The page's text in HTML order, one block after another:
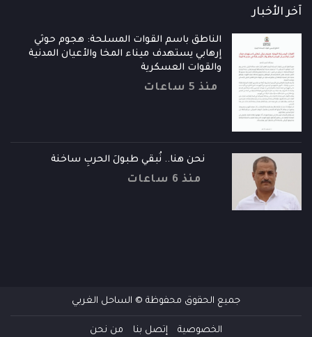
آخر الأخبار
الناطق باسم القوات المسلحة: هجوم حوثي
إرهابي يستهدف ميناء المخا والأعيان المدنية
والقوات العسكرية
منذ 5 ساعات
نحن هنا.. نُبقي طبولَ الحربِ ساخنة
منذ 6 ساعات
جميع الحقوق محفوظة © الساحل الغربي
الخصوصية إتصل بنا من نحن